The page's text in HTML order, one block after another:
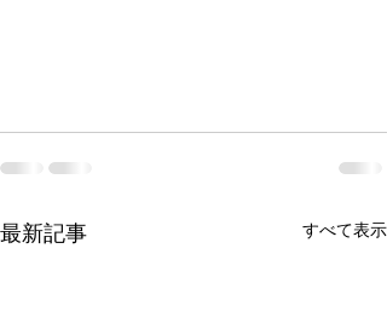
最新記事 すべて表示